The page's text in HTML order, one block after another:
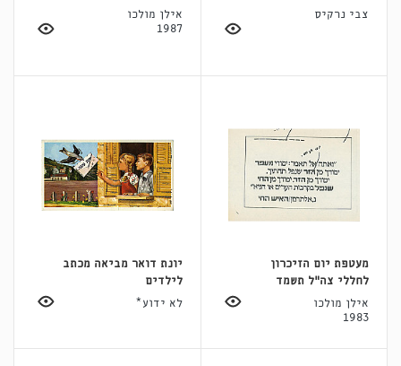
צבי נרקיס
אילן מולכו
1987
מעטפת יום הזיכרון
לחללי צה"ל תשמד
אילן מולכו
1983
יונת דואר מביאה מכתב
לילדים
לא ידוע*